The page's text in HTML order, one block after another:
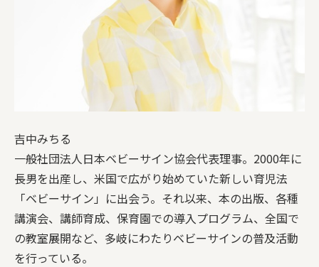
吉中みちる
一般社団法人日本ベビーサイン協会代表理事。2000年に
長男を出産し、米国で広がり始めていた新しい育児法
「ベビーサイン」に出会う。それ以来、本の出版、各種
講演会、講師育成、保育園での導入プログラム、全国で
の教室展開など、多岐にわたりベビーサインの普及活動
を行っている。